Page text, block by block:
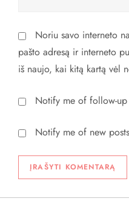
Noriu savo interneto
pašto adresą ir interneto
iš naujo, kai kitą kartą vėl
Notify me of follow-
Notify me of new